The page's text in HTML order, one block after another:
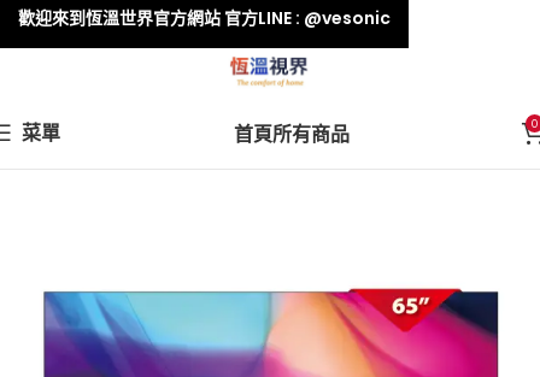
菜單 首頁所有商品 0
歡迎來到恆溫世界官方網站 官方LINE : @vesonic